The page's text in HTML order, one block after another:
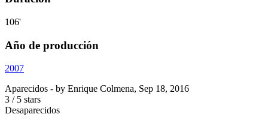
106'
Año de producción
2007
Aparecidos - by Enrique Colmena, Sep 18, 2016
3 / 5 stars
Desaparecidos